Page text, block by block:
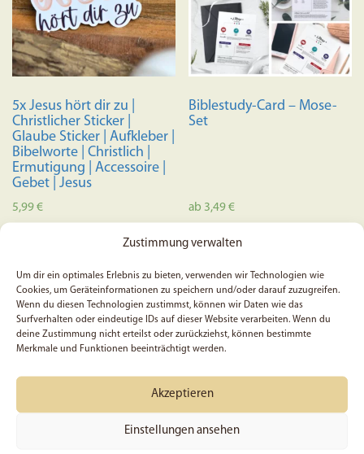
Zustimmung verwalten
Um dir ein optimales Erlebnis zu bieten, verwenden wir Technologien wie
Cookies, um Geräteinformationen zu speichern und/oder darauf zuzugreifen.
Wenn du diesen Technologien zustimmst, können wir Daten wie das
Surfverhalten oder eindeutige IDs auf dieser Website verarbeiten. Wenn du
deine Zustimmung nicht erteilst oder zurückziehst, können bestimmte
Merkmale und Funktionen beeinträchtigt werden.
Akzeptieren
Einstellungen ansehen
5x Jesus hört dir zu |
Christlicher Sticker |
Glaube Sticker | Aufkleber |
Bibelworte | Christlich |
Ermutigung | Accessoire |
Gebet | Jesus
5,99€
Biblestudy-Card – Mose-
Set
ab 3,49€
Ausführung wählen
weist
mehrere
auf.
auf